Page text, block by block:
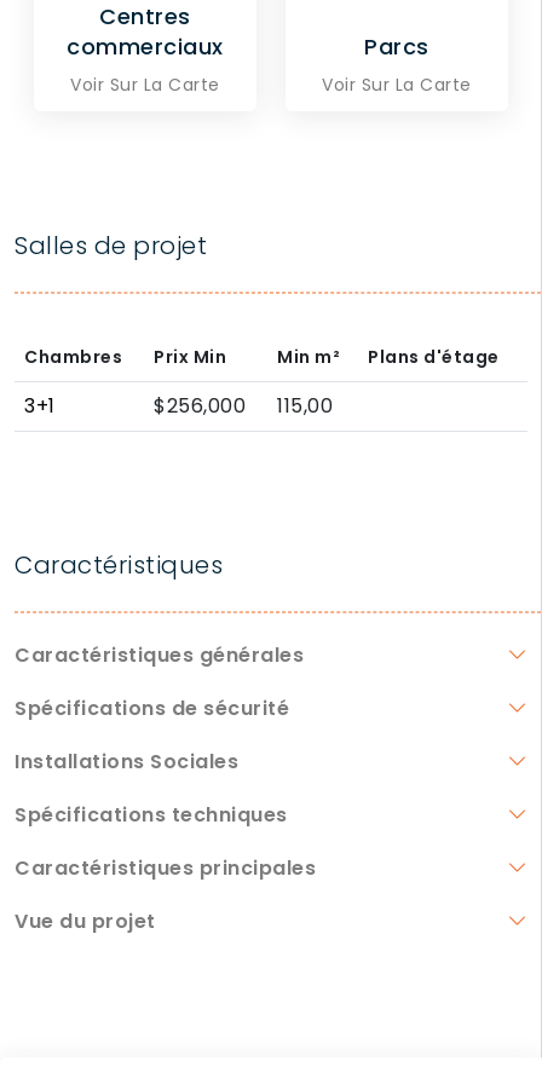
Centres
commerciaux
Voir Sur La Carte
Parcs
Voir Sur La Carte
Salles de projet
Chambres Prix Min Min m² Plans d'étage
3+1 $256,000 115,00
Caractéristiques
Caractéristiques générales
Spécifications de sécurité
Installations Sociales
Spécifications techniques
Caractéristiques principales
Vue du projet